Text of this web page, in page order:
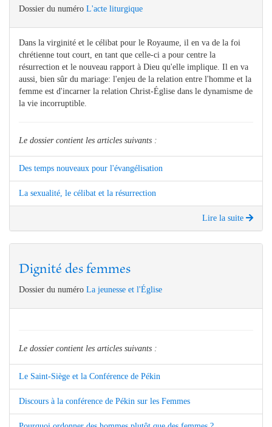
Dossier du numéro L'acte liturgique
Dans la virginité et le célibat pour le Royaume, il en va de la foi
chrétienne tout court, en tant que celle-ci a pour centre la
résurrection et le nouveau rapport à Dieu qu'elle implique. Il en va
aussi, bien sûr du mariage: l'enjeu de la relation entre l'homme et la
femme est d'incarner la relation Christ-Église dans le dynamisme de
la vie incorruptible.
Le dossier contient les articles suivants :
Des temps nouveaux pour l'évangélisation
La sexualité, le célibat et la résurrection
Lire la suite
Dignité des femmes
Dossier du numéro La jeunesse et l'Église
Le dossier contient les articles suivants :
Le Saint-Siège et la Conférence de Pékin
Discours à la conférence de Pékin sur les Femmes